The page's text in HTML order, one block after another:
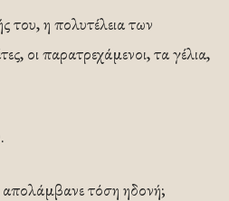
του, η πολυτέλεια των
οι παρατρεχάμενοι, τα γέλια,
τόση ηδονή;